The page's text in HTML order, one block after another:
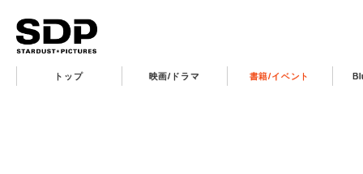
トップ 映画/ドラマ 書籍/イベント